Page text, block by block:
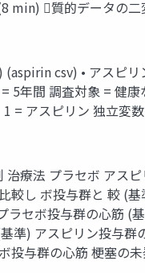
min) 質的データの
csv) • アスピ
年間 調査対象 = 健
= アスピリン 独立変
療法 プラセボ アス
し ボ投与群と 較 (
セボ投与群の心筋 (
準) アスピリン投与
与群の心筋 梗塞の